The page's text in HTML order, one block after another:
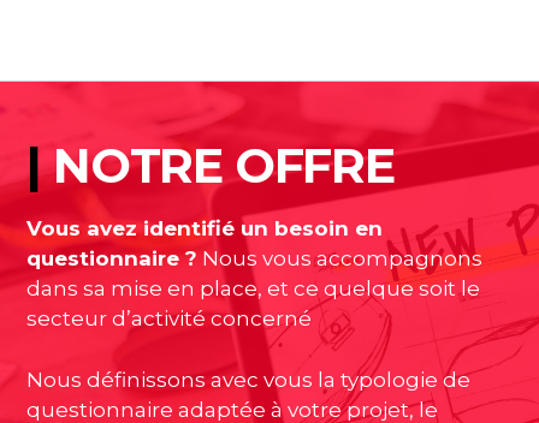
|NOTRE OFFRE
Vous avez identifié un besoin en
questionnaire ? Nous vous accompagnons
dans sa mise en place, et ce quelque soit le
secteur d’activité concerné
Nous définissons avec vous la typologie de
questionnaire adaptée à votre projet, le